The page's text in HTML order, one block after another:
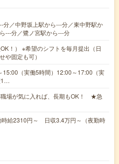
分／中野坂上駅から---分／東中野駅か
---分／鷺ノ宮駅から---分
！） ※希望のシフトを毎月提出（日
や固定も可）
（実働5時間）12:00～17:00（実
1…
場が気に入れば、長期もOK！ ★急
給2310円～ 日収3.4万円～（夜勤時